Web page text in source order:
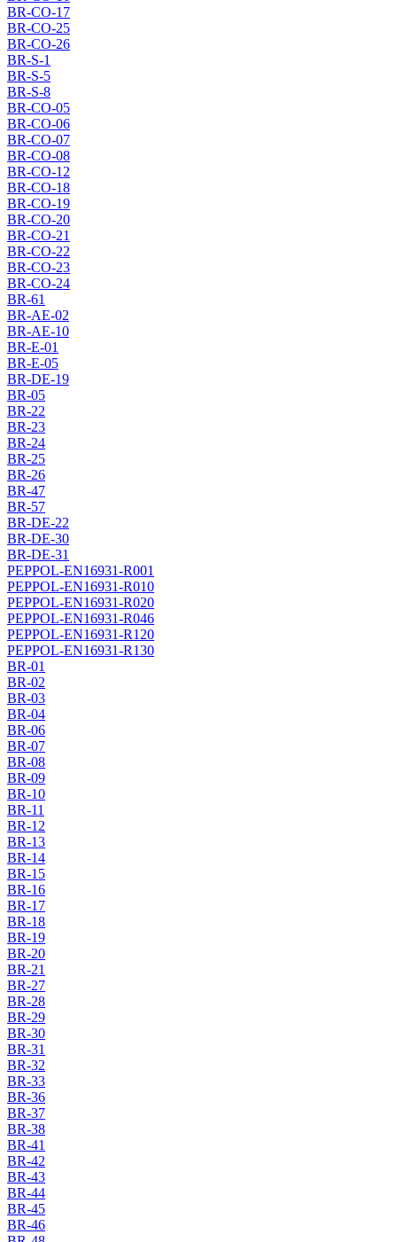
BR-CO-17
BR-CO-25
BR-CO-26
BR-S-1
BR-S-5
BR-S-8
BR-CO-05
BR-CO-06
BR-CO-07
BR-CO-08
BR-CO-12
BR-CO-18
BR-CO-19
BR-CO-20
BR-CO-21
BR-CO-22
BR-CO-23
BR-CO-24
BR-61
BR-AE-02
BR-AE-10
BR-E-01
BR-E-05
BR-DE-19
BR-05
BR-22
BR-23
BR-24
BR-25
BR-26
BR-47
BR-57
BR-DE-22
BR-DE-30
BR-DE-31
PEPPOL-EN16931-R001
PEPPOL-EN16931-R010
PEPPOL-EN16931-R020
PEPPOL-EN16931-R046
PEPPOL-EN16931-R120
PEPPOL-EN16931-R130
BR-01
BR-02
BR-03
BR-04
BR-06
BR-07
BR-08
BR-09
BR-10
BR-11
BR-12
BR-13
BR-14
BR-15
BR-16
BR-17
BR-18
BR-19
BR-20
BR-21
BR-27
BR-28
BR-29
BR-30
BR-31
BR-32
BR-33
BR-36
BR-37
BR-38
BR-41
BR-42
BR-43
BR-44
BR-45
BR-46